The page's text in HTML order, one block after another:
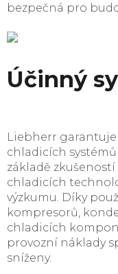
bezpečná pro
Účinný
Liebherr
chladicích
základě
chladicích
výzkumu. Díky
kompresorů,
chladicích
provozní náklady
sníženy.